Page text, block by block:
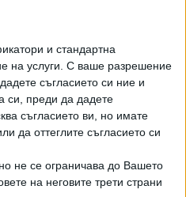
и стандартна
на услуги. С ваше разрешение
съгласието си ние и
си, преди да дадете
съгласието ви, но имате
да оттеглите съгласието си
не се ограничава до Вашето
на неговите трети страни